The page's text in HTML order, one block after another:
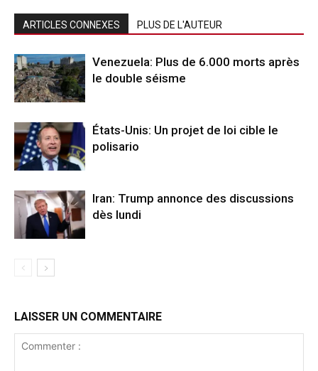
ARTICLES CONNEXES PLUS DE L'AUTEUR
Venezuela: Plus de 6.000 morts après
le double séisme
États-Unis: Un projet de loi cible le
polisario
Iran: Trump annonce des discussions
dès lundi
LAISSER UN COMMENTAIRE